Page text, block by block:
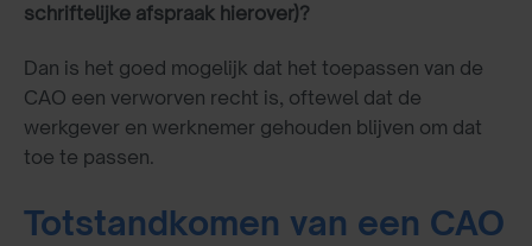
schriftelijke afspraak hierover)?
Dan is het goed mogelijk dat het toepassen van de
CAO een verworven recht is, oftewel dat de
werkgever en werknemer gehouden blijven om dat
toe te passen.
Totstandkomen van een CAO